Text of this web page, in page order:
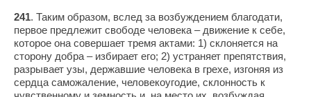
241. Таким образом, вслед за возбуждением благодати,
первое предлежит свободе человека – движение к себе,
которое она совершает тремя актами: 1) склоняется на
сторону добра – избирает его; 2) устраняет препятствия,
разрывает узы, державшие человека в грехе, изгоняя из
сердца саможаление, человекоугодие, склонность к